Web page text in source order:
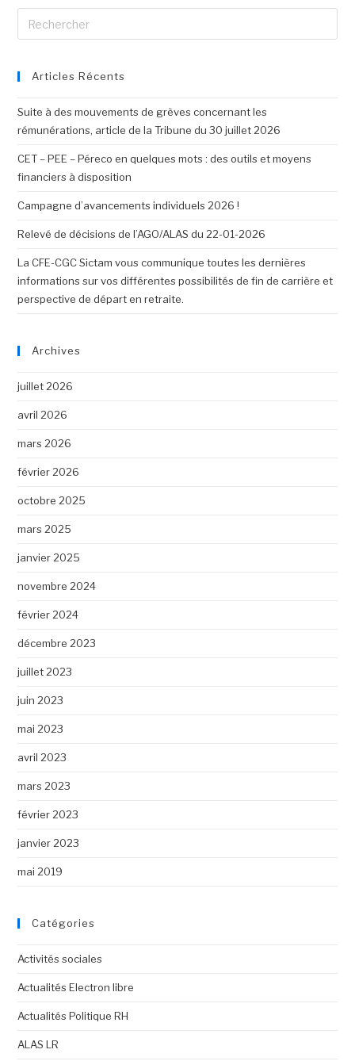
Articles Récents
Suite à des mouvements de grèves concernant les
rémunérations, article de la Tribune du 30 juillet 2026
CET – PEE – Péreco en quelques mots : des outils et moyens
financiers à disposition
Campagne d’avancements individuels 2026 !
Relevé de décisions de l’AGO/ALAS du 22-01-2026
La CFE-CGC Sictam vous communique toutes les dernières
informations sur vos différentes possibilités de fin de carrière et
perspective de départ en retraite.
Archives
juillet 2026
avril 2026
mars 2026
février 2026
octobre 2025
mars 2025
janvier 2025
novembre 2024
février 2024
décembre 2023
juillet 2023
juin 2023
mai 2023
avril 2023
mars 2023
février 2023
janvier 2023
mai 2019
Catégories
Activités sociales
Actualités Electron libre
Actualités Politique RH
ALAS LR